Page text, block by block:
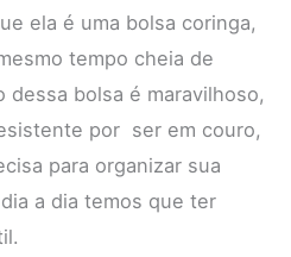
ela é uma bolsa coringa,
tempo cheia de
dessa bolsa é maravilhoso,
por ser em couro,
para organizar sua
a dia temos que ter